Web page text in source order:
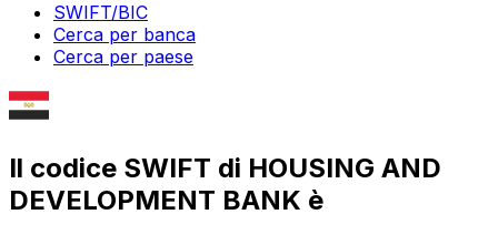
SWIFT/BIC
Cerca per banca
Cerca per paese
Il codice SWIFT di HOUSING AND
DEVELOPMENT BANK è